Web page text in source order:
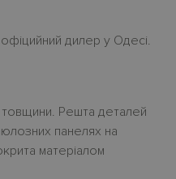
дилер у Одесі.
товщини. Решта деталей
панелях на
матеріалом